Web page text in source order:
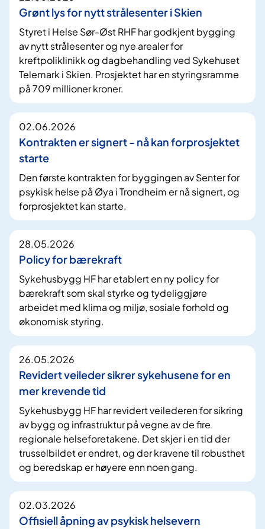
f
Grønt lys for nytt strålesenter i Skien
Styret i Helse Sør-Øst RHF har godkjent bygging
av nytt strålesenter og nye arealer for
kreftpoliklinikk og dagbehandling ved Sykehuset
Telemark i Skien. Prosjektet har en styringsramme
på 709 millioner kroner.
02.06.2026
Kontrakten er signert - nå kan forprosjektet
starte
Den første kontrakten for byggingen av Senter for
psykisk helse på Øya i Trondheim er nå signert, og
forprosjektet kan starte.
28.05.2026
Policy for bærekraft
Sykehusbygg HF har etablert en ny policy for
bærekraft som skal styrke og tydeliggjøre
arbeidet med klima og miljø, sosiale forhold og
økonomisk styring.
26.05.2026
Revidert veileder sikrer sykehusene for en
mer krevende tid
Sykehusbygg HF har revidert veilederen for sikring
av bygg og infrastruktur på vegne av de fire
regionale helseforetakene. Det skjer i en tid der
trusselbildet er endret, og der kravene til robusthet
og beredskap er høyere enn noen gang.
02.03.2026
Offisiell åpning av psykisk helsevern